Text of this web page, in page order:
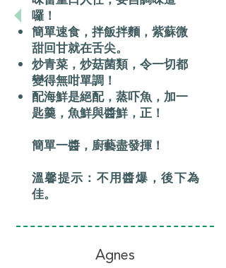
囉！
簡單速食，拌飯拌麵，紫蘇微
甜回甘就在舌尖。
炒青菜，炒菇菌類，令一切都
變得無咁單調！
配海鮮是絕配，蒸吓魚，加一
匙羹，魚鮮與醬鮮，正！
簡單一醬，廚藝盡發揮！
溫馨提示：不用醬爆，後下為
佳。
Agnes